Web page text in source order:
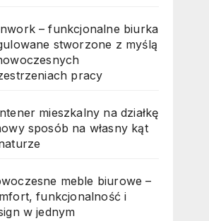
– funkcjonalne biurka
stworzone z myślą
pracy
mieszkalny na działkę
sposób na własny kąt
meble biurowe –
funkcjonalność i
w jednym